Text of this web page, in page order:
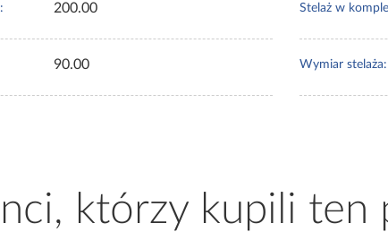
200.00
90.00
Stelaż w
Wymiar stelaża:
którzy kupili ten